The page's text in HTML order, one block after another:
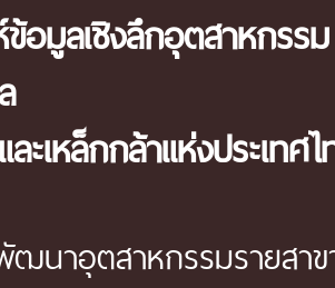
ข้อมูลเชิงลึกอุตสาหกรรม
ะเหล็กกล้าแห่งประเทศ
ฒนาอุตสาหกรรมรายสา